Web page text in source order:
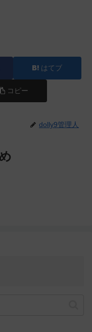
はてブ
コピー
dolly9管理人